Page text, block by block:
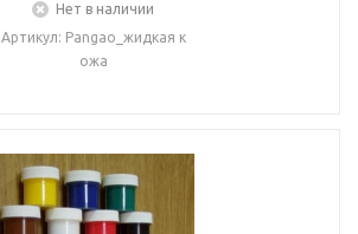
Нет в наличии
Артикул: Pangao_жидкая к
ожа